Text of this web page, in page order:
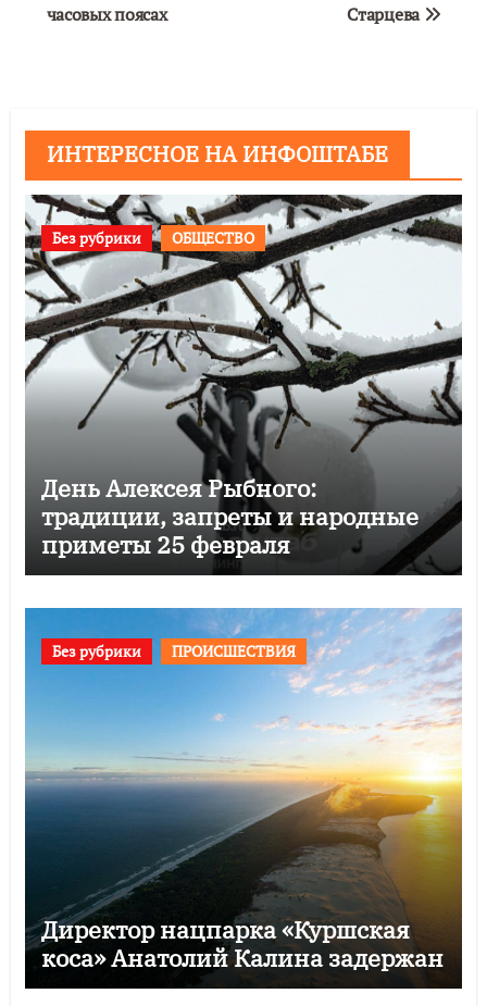
часовых поясах
Старцева
ИНТЕРЕСНОЕ НА ИНФОШТАБЕ
Без рубрики ОБЩЕСТВО
День Алексея Рыбного:
традиции, запреты и народные
приметы 25 февраля
Без рубрики ПРОИСШЕСТВИЯ
Директор нацпарка «Куршская
коса» Анатолий Калина задержан